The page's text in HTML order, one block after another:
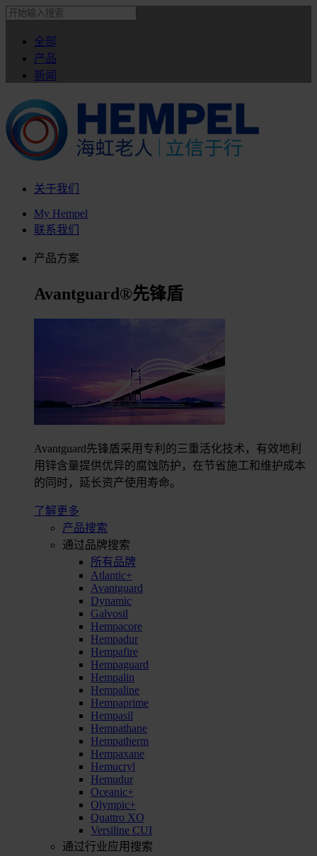
全部
产品
新闻
关于我们
My Hempel
联系我们
产品方案
Avantguard®先锋盾
Avantguard先锋盾采用专利的三重活化技术，有效地利
用锌含量提供优异的腐蚀防护，在节省施工和维护成本
的同时，延长资产使用寿命。
了解更多
产品搜索
通过品牌搜索
所有品牌
Atlantic+
Avantguard
Dynamic
Galvosil
Hempacore
Hempadur
Hempafire
Hempaguard
Hempalin
Hempaline
Hempaprime
Hempasil
Hempathane
Hempatherm
Hempaxane
Hemucryl
Hemudur
Oceanic+
Olympic+
Quattro XO
Versiline CUI
通过行业应用搜索